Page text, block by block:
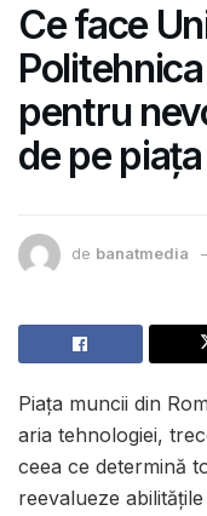
Ce face
pentru
de pe
de banatmedia
Piața muncii din
aria tehnologiei,
ceea ce determină
reevalueze